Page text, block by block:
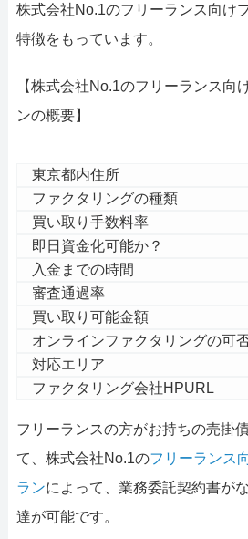
株式会社No.1のフリーランス向け
特徴をもっています。
【株式会社No.1のフリーランス向
ンの概要】
東京都内住所
ファクタリングの種類
買い取り手数料率
即日資金化可能か？
入金までの時間
審査通過率
買い取り可能金額
オンラインファクタリングの可
対応エリア
ファクタリング会社HPURL
フリーランスの方がお持ちの売掛
て、株式会社No.1のフリーランス
ランによって、業務委託契約書が
達が可能です。